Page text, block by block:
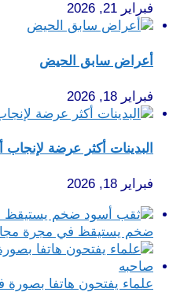
فبراير 21, 2026
أعراض سابق الحيض
فبراير 18, 2026
البدينات أكثر عرضة
فبراير 18, 2026
ضخم يستيقظ في مجرة
علماء يفتحون هاتفا